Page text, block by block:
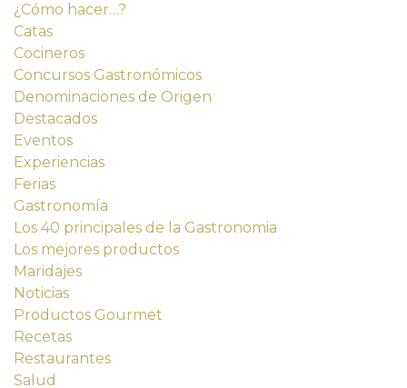
¿Cómo hacer…?
Catas
Cocineros
Concursos Gastronómicos
Denominaciones de Origen
Destacados
Eventos
Experiencias
Ferias
Gastronomía
Los 40 principales de la Gastronomia
Los mejores productos
Maridajes
Noticias
Productos Gourmet
Recetas
Restaurantes
Salud